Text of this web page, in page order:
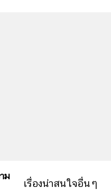
ม
เรื่องน่าสนใจอื่นๆ